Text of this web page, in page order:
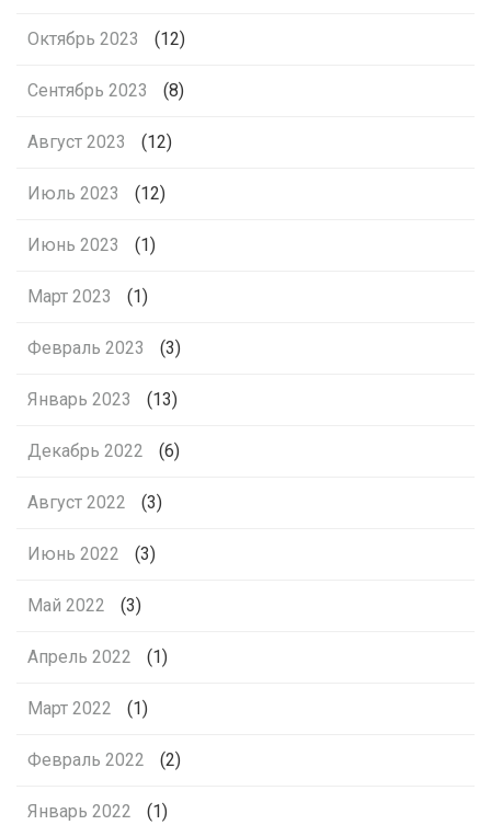
Октябрь 2023 (12)
Сентябрь 2023 (8)
Август 2023 (12)
Июль 2023 (12)
Июнь 2023 (1)
Март 2023 (1)
Февраль 2023 (3)
Январь 2023 (13)
Декабрь 2022 (6)
Август 2022 (3)
Июнь 2022 (3)
Май 2022 (3)
Апрель 2022 (1)
Март 2022 (1)
Февраль 2022 (2)
Январь 2022 (1)